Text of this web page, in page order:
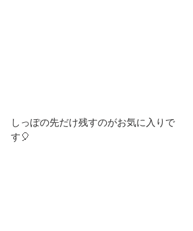
しっぽの先だけ残すのがお気に入りで
す🎈